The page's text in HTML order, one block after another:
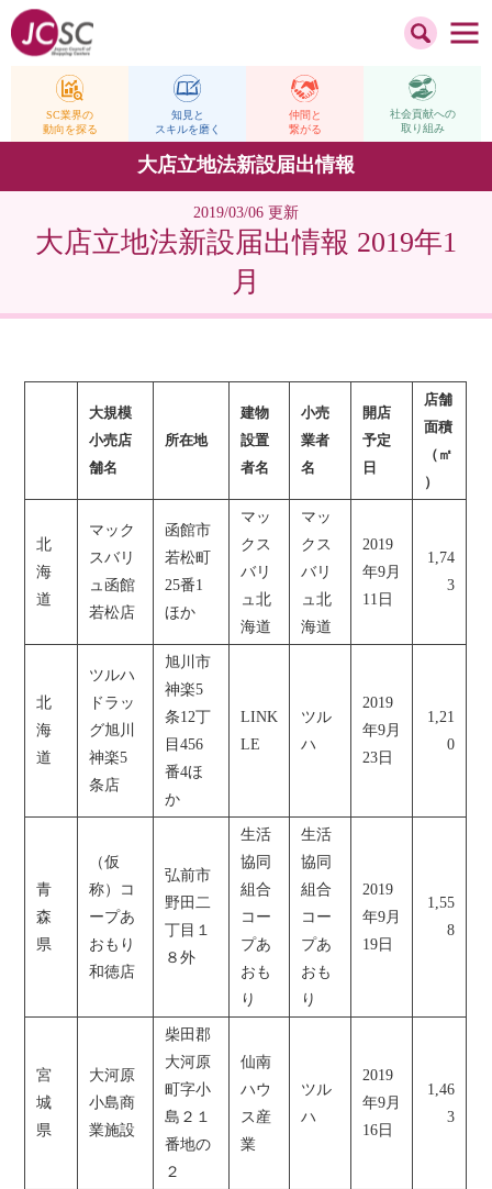
SC業界の
動向を探る
知見と
スキルを磨く
仲間と
繋がる
社会貢献への
取り組み
大店立地法新設届出情報
2019/03/06 更新
大店立地法新設届出情報 2019年1
月
大規模
小売店
舗名
所在地
建物
設置
者名
小売
業者
名
開店
予定
日
店舗
面積
（㎡
）
北
海
道
マック
スバリ
ュ函館
若松店
函館市
若松町
25番1
ほか
マッ
クス
バリ
ュ北
海道
マッ
クス
バリ
ュ北
海道
2019
年9月
11日
1,74
3
北
海
道
ツルハ
ドラッ
グ旭川
神楽5
条店
旭川市
神楽5
条12丁
目456
番4ほ
か
LINK
LE
ツル
ハ
2019
年9月
23日
1,21
0
青
森
県
（仮
称）コ
ープあ
おもり
和徳店
弘前市
野田二
丁目１
８外
生活
協同
組合
コー
プあ
おも
り
生活
協同
組合
コー
プあ
おも
り
2019
年9月
19日
1,55
8
宮
城
県
大河原
小島商
業施設
柴田郡
大河原
町字小
島２１
番地の
２
仙南
ハウ
ス産
業
ツル
ハ
2019
年9月
16日
1,46
3